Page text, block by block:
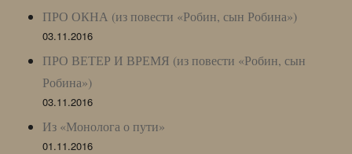
ПРО ОКНА (из повести «Робин, сын Робина»)
03.11.2016
ПРО ВЕТЕР И ВРЕМЯ (из повести «Робин, сын
Робина»)
03.11.2016
Из «Монолога о пути»
01.11.2016